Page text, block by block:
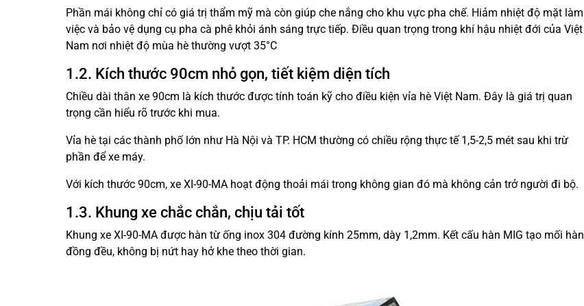
Phần mái không chỉ có giá trị thẩm mỹ mà còn giúp che nắng cho khu vực pha chế. Hiảm nhiệt độ mặt làm
việc và bảo vệ dụng cụ pha cà phê khỏi ánh sáng trực tiếp. Điều quan trọng trong khí hậu nhiệt đới của Việt
Nam nơi nhiệt độ mùa hè thường vượt 35°C
1.2. Kích thước 90cm nhỏ gọn, tiết kiệm diện tích
Chiều dài thân xe 90cm là kích thước được tính toán kỹ cho điều kiện vỉa hè Việt Nam. Đây là giá trị quan
trọng cần hiểu rõ trước khi mua.
Vỉa hè tại các thành phố lớn như Hà Nội và TP. HCM thường có chiều rộng thực tế 1,5-2,5 mét sau khi trừ
phần để xe máy.
Với kích thước 90cm, xe XI-90-MA hoạt động thoải mái trong không gian đó mà không cản trở người đi bộ.
1.3. Khung xe chắc chắn, chịu tải tốt
Khung xe XI-90-MA được hàn từ ống inox 304 đường kính 25mm, dày 1,2mm. Kết cấu hàn MIG tạo mối hàn
đồng đều, không bị nứt hay hở khe theo thời gian.